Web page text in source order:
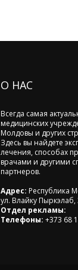
О НАС
Всегда самая
медицинских
Молдовы и других
Здесь вы найдете
лечения, способах
врачами и другими
партнеров.
Адрес: Республика
ул. Влайку Пыркэлаб,
Отдел рекламы:
Телефоны: +373 68